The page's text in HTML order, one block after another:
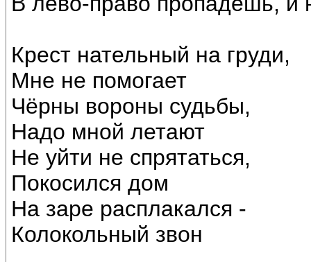
Крест нательный на груди,
Мне не помогает
Чёрны вороны судьбы,
Надо мной летают
Не уйти не спрятаться,
Покосился дом
На заре расплакался -
Колокольный звон